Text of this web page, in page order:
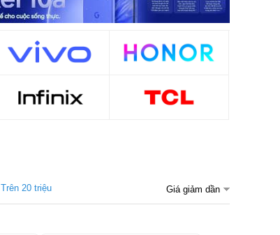
Trên 20 triệu Giá giảm dần